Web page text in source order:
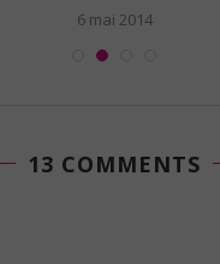
6 mai 2014
13 COMMENTS